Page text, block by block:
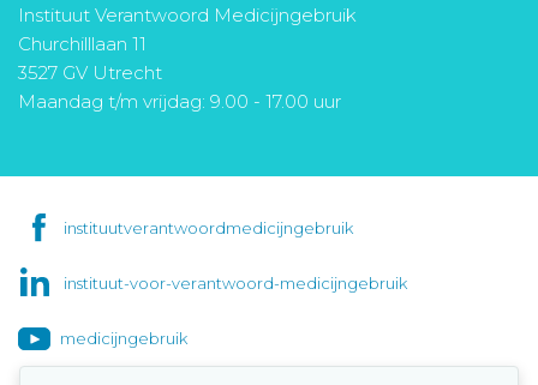
Instituut Verantwoord Medicijngebruik
Churchilllaan 11
3527 GV Utrecht
Maandag t/m vrijdag: 9.00 - 17.00 uur
instituutverantwoordmedicijngebruik
instituut-voor-verantwoord-medicijngebruik
medicijngebruik